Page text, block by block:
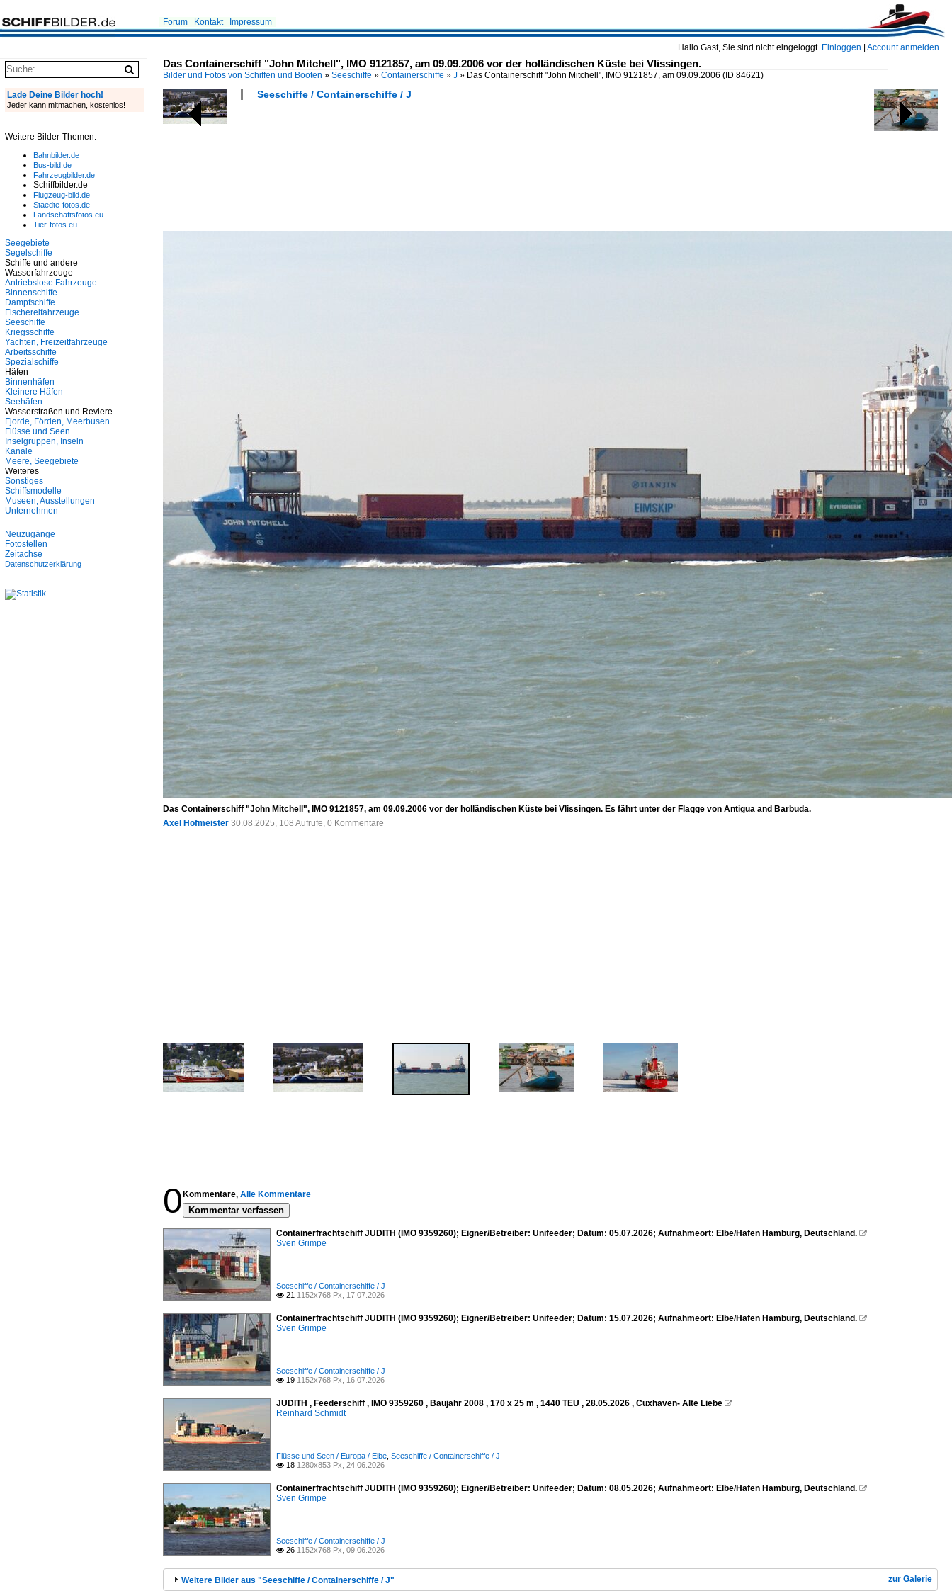
Hallo Gast, Sie sind nicht eingeloggt. Einloggen Account anmelden
Forum Kontakt Impressum
Das Containerschiff "John Mitchell", IMO 9121857, am 09.09.2006 vor der holländischen Küste bei Vlissingen.
Bilder und Fotos von Schiffen und Booten » Seeschiffe » Containerschiffe » J » Das Containerschiff "John Mitchell", IMO 9121857, am 09.09.2006 (ID 84621)
Seeschiffe / Containerschiffe / J
Das Containerschiff "John Mitchell", IMO 9121857, am 09.09.2006 vor der holländischen Küste bei Vlissingen. Es fährt unter der Flagge von Antigua and Barbuda.
Axel Hofmeister 30.08.2025, 108 Aufrufe, 0 Kommentare
0 Kommentare, Alle Kommentare
Kommentar verfassen
Containerfrachtschiff JUDITH (IMO 9359260); Eigner/Betreiber: Unifeeder; Datum: 05.07.2026; Aufnahmeort: Elbe/Hafen Hamburg, Deutschland. 
Sven Grimpe
Seeschiffe / Containerschiffe / J
 21 1152x768 Px, 17.07.2026
Containerfrachtschiff JUDITH (IMO 9359260); Eigner/Betreiber: Unifeeder; Datum: 15.07.2026; Aufnahmeort: Elbe/Hafen Hamburg, Deutschland. 
Sven Grimpe
Seeschiffe / Containerschiffe / J
 19 1152x768 Px, 16.07.2026
JUDITH , Feederschiff , IMO 9359260 , Baujahr 2008 , 170 x 25 m , 1440 TEU , 28.05.2026 , Cuxhaven- Alte Liebe 
Reinhard Schmidt
Flüsse und Seen / Europa / Elbe Seeschiffe / Containerschiffe / J
 18 1280x853 Px, 24.06.2026
Containerfrachtschiff JUDITH (IMO 9359260); Eigner/Betreiber: Unifeeder; Datum: 08.05.2026; Aufnahmeort: Elbe/Hafen Hamburg, Deutschland. 
Sven Grimpe
Seeschiffe / Containerschiffe / J
 26 1152x768 Px, 09.06.2026
zur Galerie
Weitere Bilder aus "Seeschiffe / Containerschiffe / J"
Lade Deine Bilder hoch!
Jeder kann mitmachen, kostenlos!
Weitere Bilder-Themen:
Bahnbilder.de
Bus-bild.de
Fahrzeugbilder.de
Schiffbilder.de
Flugzeug-bild.de
Staedte-fotos.de
Landschaftsfotos.eu
Tier-fotos.eu
Seegebiete
Segelschiffe
Schiffe und andere
Wasserfahrzeuge
Antriebslose Fahrzeuge
Binnenschiffe
Dampfschiffe
Fischereifahrzeuge
Seeschiffe
Kriegsschiffe
Yachten, Freizeitfahrzeuge
Arbeitsschiffe
Spezialschiffe
Häfen
Binnenhäfen
Kleinere Häfen
Seehäfen
Wasserstraßen und Reviere
Fjorde, Förden, Meerbusen
Flüsse und Seen
Inselgruppen, Inseln
Kanäle
Meere, Seegebiete
Weiteres
Sonstiges
Schiffsmodelle
Museen, Ausstellungen
Unternehmen
Neuzugänge
Fotostellen
Zeitachse
Datenschutzerklärung